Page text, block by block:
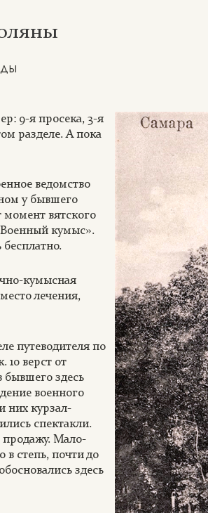
9-я просека, 3-я
разделе. А пока
ведомство
у бывшего
момент вятского
кумыс».
кумысная
лечения,
путеводителя по
10 верст от
бывшего здесь
военного
них курзал-
спектакли.
продажу. Мало-
в степь, почти до
здесь